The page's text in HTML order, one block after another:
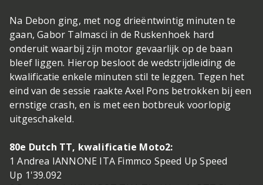
Na Debon ging, met nog drieëntwintig minuten te
gaan, Gabor Talmasci in de Ruskenhoek hard
onderuit waarbij zijn motor gevaarlijk op de baan
bleef liggen. Hierop besloot de wedstrijdleiding de
kwalificatie enkele minuten stil te leggen. Tegen het
eind van de sessie raakte Axel Pons betrokken bij een
ernstige crash, en is met een botbreuk voorlopig
uitgeschakeld.
80e Dutch TT, kwalificatie Moto2:
1 Andrea IANNONE ITA Fimmco Speed Up Speed
Up 1'39.092